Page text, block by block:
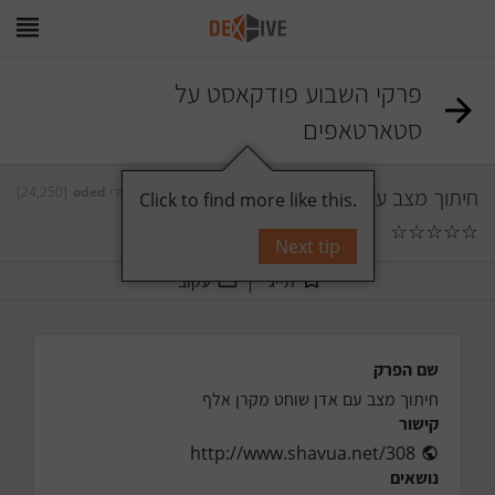
פרקי השבוע פודקאסט על
סטארטאפים
חיתוך מצב עם אדן שוחט מקרן אלף
☆
☆
☆
☆
☆
0 תגובות
תייג עקוב
שם הפרק
חיתוך מצב עם אדן שוחט מקרן אלף
קישור
http://www.shavua.net/308
נושאים
Click to find more like this.
Next tip